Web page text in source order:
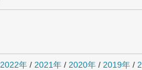
2022年 / 2021年 / 2020年 / 2019年 /